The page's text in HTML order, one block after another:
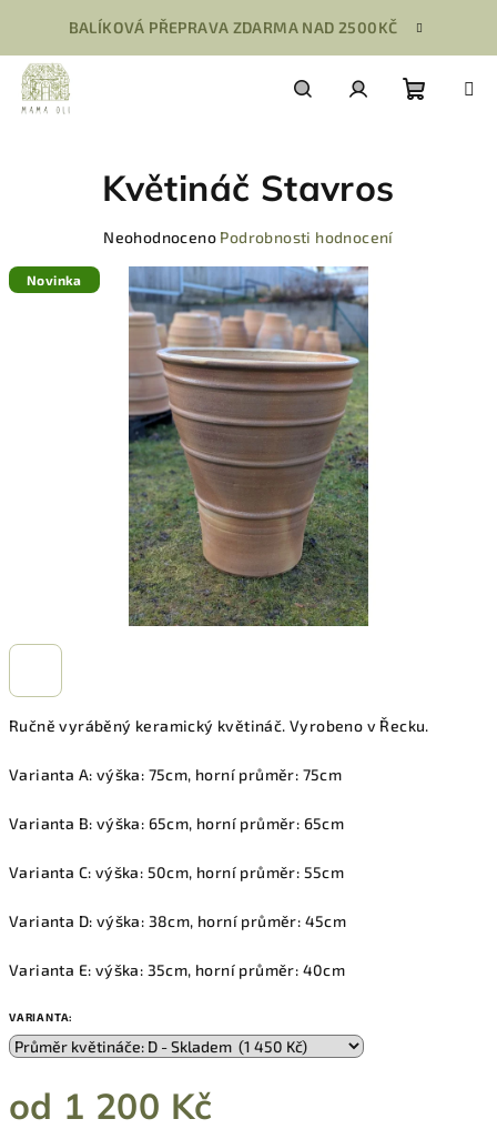
obsah
BALÍKOVÁ PŘEPRAVA ZDARMA NAD 2500KČ
Ručně vyráběný keramický květináč. Vyrobeno v Řecku.
Varianta A: výška: 75cm, horní průměr: 75cm
Varianta B: výška: 65cm, horní průměr: 65cm
Varianta C: výška: 50cm, horní průměr: 55cm
Varianta D: výška: 38cm, horní průměr: 45cm
Varianta E: výška: 35cm, horní průměr: 40cm
VARIANTA:
od 1 200 Kč
Květináč Stavros
Průměrné
produktu
hvězdiček.
Neohodnoceno Podrobnosti hodnocení
Novinka